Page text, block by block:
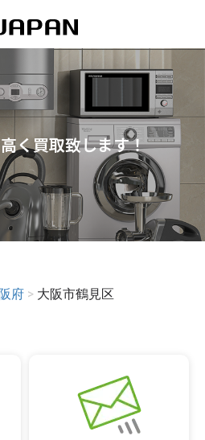
く買取致します！
府 > 大阪市鶴見区